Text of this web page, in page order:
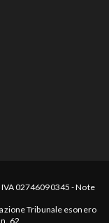
02746090345 -Note
Tribunale esonero
62